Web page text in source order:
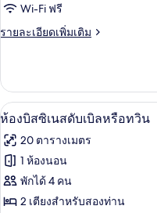
งบิส
ซิ
ทวิน
Wi-Fi ฟรี
รายละเอียดเพิ่มเติม
ราย
เกี่ยว
กับ
ห้อ
ซิ
เนส
ทวิ
น
เปิด
ภาพถ่าย
ทั้งหมด
ของ
ห้อ
7
ห้องบิสซิเนสดับเบิลหรือทวิน
20 ตารางเมตร
1 ห้องนอน
พักได้ 4 คน
2 เตียงสำหรับสองท่าน